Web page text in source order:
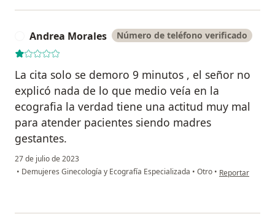
Andrea Morales Número de teléfono verificado
La cita solo se demoro 9 minutos , el señor no
explicó nada de lo que medio veía en la
ecografia la verdad tiene una actitud muy mal
para atender pacientes siendo madres
gestantes.
27 de julio de 2023
• Demujeres Ginecología y Ecografía Especializada • Otro • en opinión del
Reportar